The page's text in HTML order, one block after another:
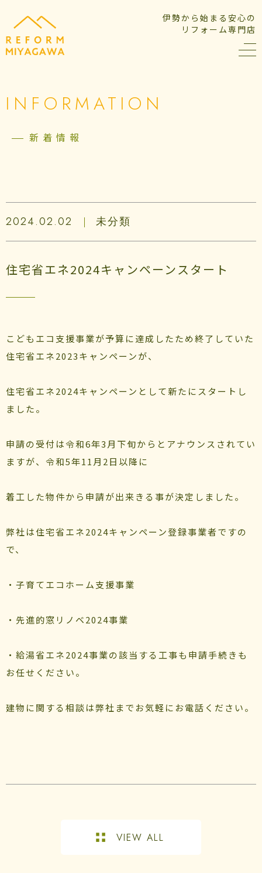
伊勢から始まる安心の
リフォーム専門店
INFORMATION
新着情報
2024.02.02 未分類
住宅省エネ2024キャンペーンスタート
こどもエコ支援事業が予算に達成したため終了していた
住宅省エネ2023キャンペーンが、
住宅省エネ2024キャンペーンとして新たにスタートし
ました。
申請の受付は令和6年3月下旬からとアナウンスされてい
ますが、令和5年11月2日以降に
着工した物件から申請が出来きる事が決定しました。
弊社は住宅省エネ2024キャンペーン登録事業者ですの
で、
・子育てエコホーム支援事業
・先進的窓リノベ2024事業
・給湯省エネ2024事業の該当する工事も申請手続きも
お任せください。
建物に関する相談は弊社までお気軽にお電話ください。
VIEW ALL